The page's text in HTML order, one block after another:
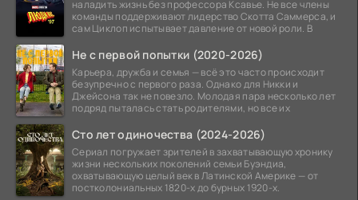
наладить жизнь без профессора Ксавье. Не все члены
команды поддерживают лидерство Скотта Саммерса, и
сам Циклоп испытывает давление от новой роли. В
Не с первой попытки (2020-2026)
Карьера, дружба и семья — всё это часто происходит
безупречно с первого раза. Однако для Никки и
Джейсона так не повезло. Молодая пара несколько лет
подряд пыталась стать родителями, но все их
Сто лет одиночества (2024-2026)
Сериал погружает зрителей в захватывающую хронику
жизни нескольких поколений семьи Буэндиа,
охватывающую целый век в Латинской Америке — от
постколониальных 1820-х до бурных 1920-х.